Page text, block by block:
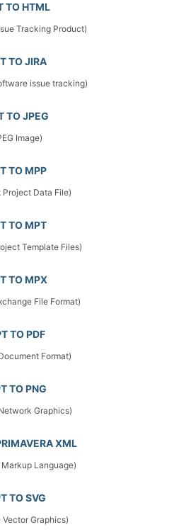
TO HTML
Tracking Product)
TO JIRA
issue tracking)
TO JPEG
Image)
TO MPP
Data File)
TO MPT
Template Files)
TO MPX
File Format)
TO PDF
Format)
TO PNG
Graphics)
XML
Language)
TO SVG
Vector Graphics)